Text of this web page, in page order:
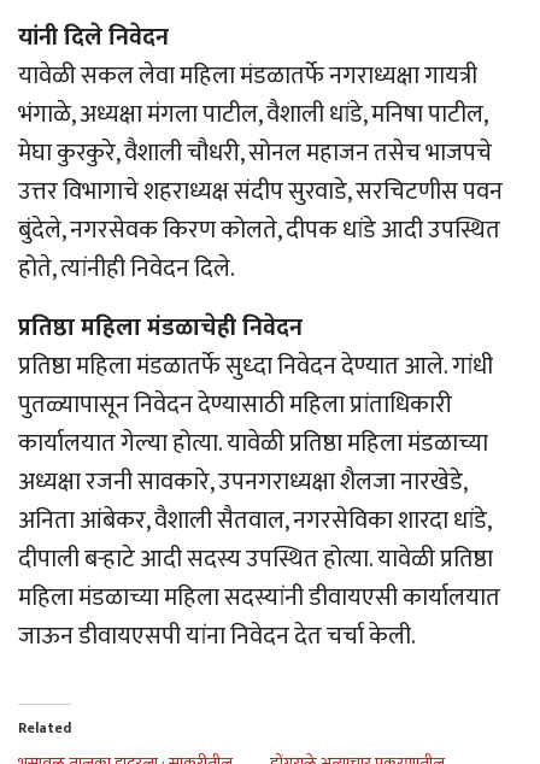
यांनी दिले निवेदन
यावेळी सकल लेवा महिला मंडळातर्फे नगराध्यक्षा गायत्री
भंगाळे, अध्यक्षा मंगला पाटील, वैशाली धांडे, मनिषा पाटील,
मेघा कुरकुरे, वैशाली चौधरी, सोनल महाजन तसेच भाजपचे
उत्तर विभागाचे शहराध्यक्ष संदीप सुरवाडे, सरचिटणीस पवन
बुंदेले, नगरसेवक किरण कोलते, दीपक धांडे आदी उपस्थित
होते, त्यांनीही निवेदन दिले.
प्रतिष्ठा महिला मंडळाचेही निवेदन
प्रतिष्ठा महिला मंडळातर्फे सुध्दा निवेदन देण्यात आले. गांधी
पुतळ्यापासून निवेदन देण्यासाठी महिला प्रांताधिकारी
कार्यालयात गेल्या होत्या. यावेळी प्रतिष्ठा महिला मंडळाच्या
अध्यक्षा रजनी सावकारे, उपनगराध्यक्षा शैलजा नारखेडे,
अनिता आंबेकर, वैशाली सैतवाल, नगरसेविका शारदा धांडे,
दीपाली बर्‍हाटे आदी सदस्य उपस्थित होत्या. यावेळी प्रतिष्ठा
महिला मंडळाच्या महिला सदस्यांनी डीवायएसी कार्यालयात
जाऊन डीवायएसपी यांना निवेदन देत चर्चा केली.
Related